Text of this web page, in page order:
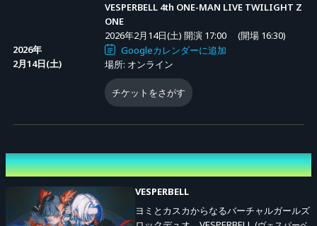
＜チケット種類＞
VESPERBELL 4th ONE-MAN LIVE TWILIGHT ZONE視聴チケ
ット：4,500円
−VESPERBELL 4th ONE-MAN LIVE TWILIGHT ZONEの
ご視聴いただけるチケット。
■関連リンク
・イベント詳細はこちらをご覧ください
2026年
2月14日(土)
VESPERBELL 4th ONE-MAN LIVE TWILIGHT Z
ONE
2026年2月14日(土) 開演 17:00
(開場 16:30)
Googleカレンダーに追加
場所: オンライン
チケットをさがす
出演者
VESPERBELL
ヨミとカスカからなるバーチャルガールズ